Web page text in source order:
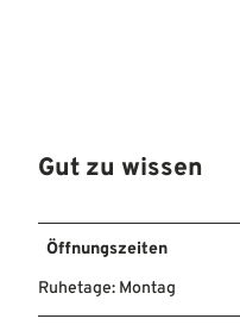
Gut zu wissen
Öffnungszeiten
Ruhetage: Montag